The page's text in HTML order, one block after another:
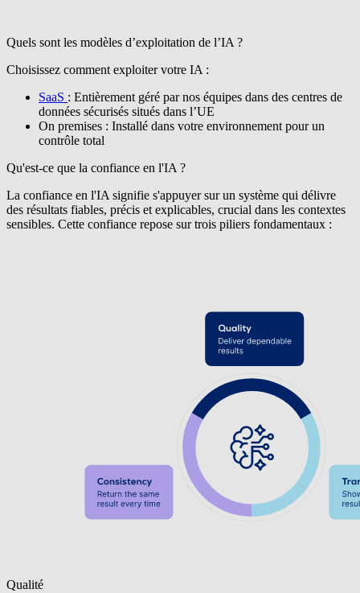
Quels sont les modèles d’exploitation de l’IA ?
Choisissez comment exploiter votre IA :
SaaS : Entièrement géré par nos équipes dans des centres de
données sécurisés situés dans l’UE
On premises : Installé dans votre environnement pour un
contrôle total
Qu'est-ce que la confiance en l'IA ?
La confiance en l'IA signifie s'appuyer sur un système qui délivre
des résultats fiables, précis et explicables, crucial dans les contextes
sensibles. Cette confiance repose sur trois piliers fondamentaux :
Qualité